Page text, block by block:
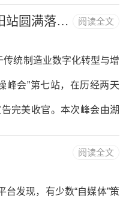
核心Schema类型详解第
阅读全文
赋能制造业新未来：2025制造业工厂增长新引擎峰会襄阳站圆满落幕，AI与实战引领营销革命
统制造业数字化转型与增
会”第七站，在历经两天
完美收官。本次峰会由湖
营销专家，共同擘画了一
阅读全文
发现，有少数“自媒体”策